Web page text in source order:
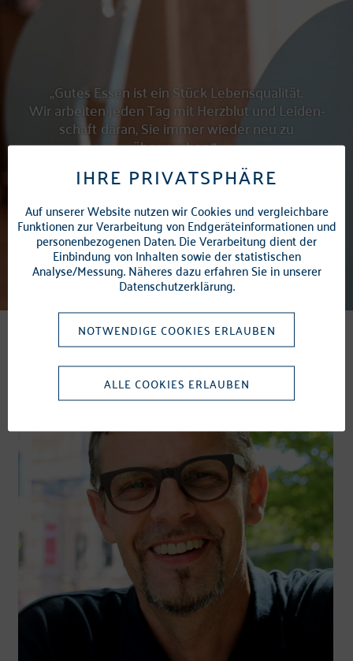
„Gutes Essen ist ein Stück Lebensqualität.
Wir arbeiten jeden Tag mit Herzblut und Leiden­
schaftdaran, Sie immer wieder neu zu
überraschen.“
Karlheinz Schneider, Inhaber Schneider’s
IHRE PRIVATSPHÄRE
Auf unserer Website nutzen wir Cookies und vergleichbare
Funktionen zur Verarbeitung von Endgeräteinformationen und
personenbezogenen Daten. Die Verarbeitung dient der
Einbindung von Inhalten sowie der statistischen
Analyse/Messung. Näheres dazu erfahren Sie in unserer
Datenschutzerklärung.
NOTWENDIGE COOKIES ERLAUBEN
ALLE COOKIES ERLAUBEN